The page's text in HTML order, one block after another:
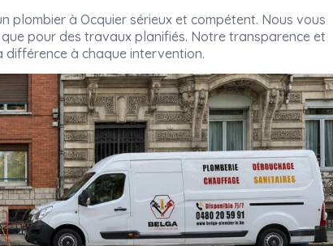
plombier à Ocquier sérieux et compétent. Nous vous
pour des travaux planifiés. Notre transparence et
à chaque intervention.